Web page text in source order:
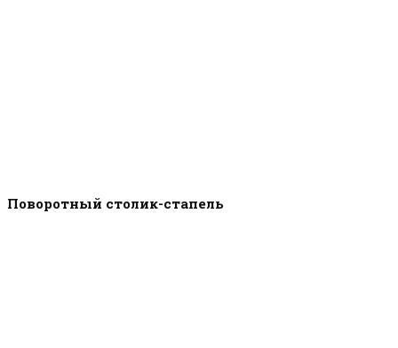
Поворотный столик-стапель